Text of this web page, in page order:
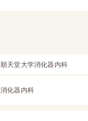
順天堂大学消化器内科
消化器内科